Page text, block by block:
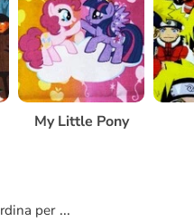
My Little Pony
per ...